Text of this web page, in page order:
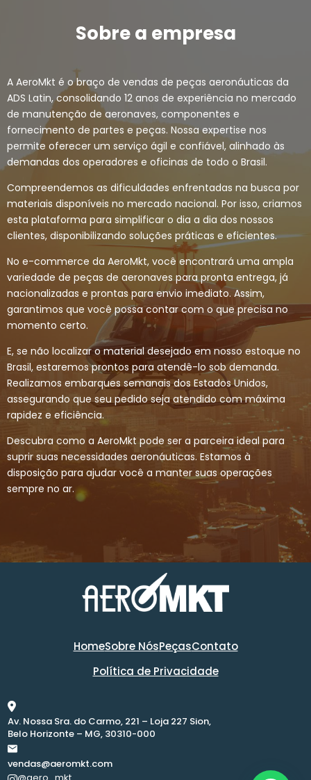
Sobre a empresa
A AeroMkt é o braço de vendas de peças aeronáuticas da
ADS Latin, consolidando 12 anos de experiência no mercado
de manutenção de aeronaves, componentes e
fornecimento de partes e peças. Nossa expertise nos
permite oferecer um serviço ágil e confiável, alinhado às
demandas dos operadores e oficinas de todo o Brasil.
Compreendemos as dificuldades enfrentadas na busca por
materiais disponíveis no mercado nacional. Por isso, criamos
esta plataforma para simplificar o dia a dia dos nossos
clientes, disponibilizando soluções práticas e eficientes.
No e-commerce da AeroMkt, você encontrará uma ampla
variedade de peças de aeronaves para pronta entrega, já
nacionalizadas e prontas para envio imediato. Assim,
garantimos que você possa contar com o que precisa no
momento certo.
E, se não localizar o material desejado em nosso estoque no
Brasil, estaremos prontos para atendê-lo sob demanda.
Realizamos embarques semanais dos Estados Unidos,
assegurando que seu pedido seja atendido com máxima
rapidez e eficiência.
Descubra como a AeroMkt pode ser a parceira ideal para
suprir suas necessidades aeronáuticas. Estamos à
disposição para ajudar você a manter suas operações
sempre no ar.
HomeSobre NósPeçasContato
Política de Privacidade
Av. Nossa Sra. do Carmo, 221 – Loja 227 Sion,
Belo Horizonte – MG, 30310-000
vendas@aeromkt.com